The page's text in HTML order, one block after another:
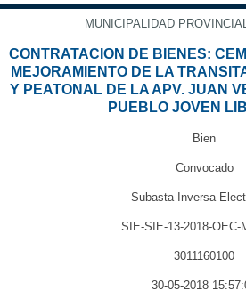
MUNICIPALIDAD
CONTRATACION DE BIENES:
MEJORAMIENTO DE LA
Y PEATONAL DE LA APV. JUAN
PUEBLO JOVEN
Bien
Convocado
Subasta Inversa
SIE-SIE-13-2018-OEC-
3011160100
30-05-2018